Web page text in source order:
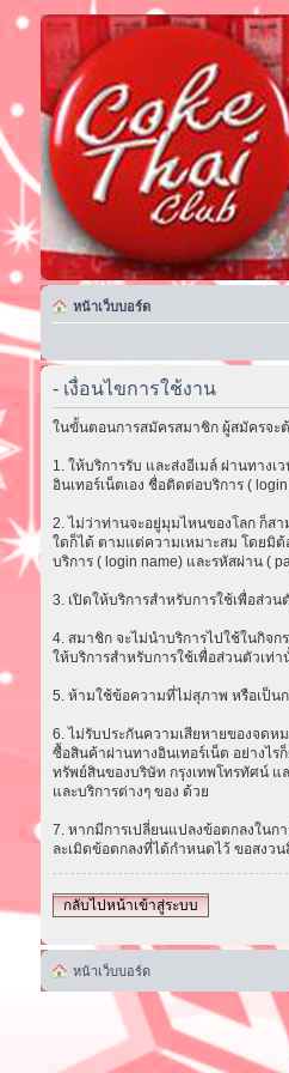
หน้าเว็บบอร์ด
- เงื่อนไขการใช้งาน
ในขั้นตอนการสมัครสมาชิก ผู้สมัครจะ
1. ให้บริการรับ และส่งอีเมล์ ผ่านทาง
อินเทอร์เน็ตเอง ชื่อติดต่อบริการ (
2. ไม่ว่าท่านจะอยู่มุมไหนของโลก ก็ส
ใดก็ได้ ตามแต่ความเหมาะสม โดยมิ
บริการ ( login name) และรหัสผ่าน (
3. เปิดให้บริการสำหรับการใช้เพื่อส่ว
4. สมาชิก จะไม่นำบริการไปใช้ในกิจ
ให้บริการสำหรับการใช้เพื่อส่วนตัวเท่า
5. ห้ามใช้ข้อความที่ไม่สุภาพ หรือเป็น
6. ไม่รับประกันความเสียหายของจดห
ซื้อสินค้าผ่านทางอินเทอร์เน็ต อย่างไ
ทรัพย์สินของบริษัท กรุงเทพโทรทัศน์ แ
และบริการต่างๆ ของ ด้วย
7. หากมีการเปลี่ยนแปลงข้อตกลงในก
ละเมิดข้อตกลงที่ได้กำหนดไว้ ขอสงว
กลับไปหน้าเข้าสู่ระบบ
หน้าเว็บบอร์ด